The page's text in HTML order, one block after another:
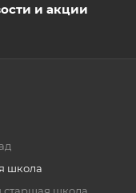
и акции
школа
старшая школа